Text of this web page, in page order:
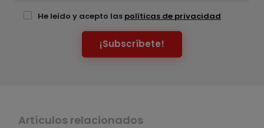
He leído y acepto las políticas de privacidad
¡Subscríbete!
Artículos relacionados